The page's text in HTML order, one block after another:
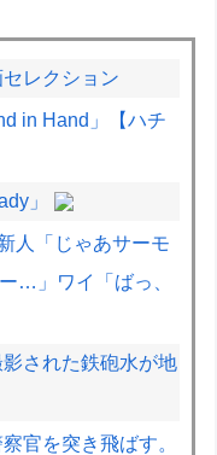
セレクション
in Hand」【ハチ
」
人「じゃあサーモ
…」ワイ「ばっ、
影された鉄砲水が地
官を突き飛ばす。